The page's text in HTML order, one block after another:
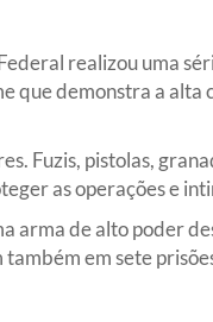
realizou uma
que demonstra a alta
Fuzis, pistolas,
as operações e
arma de alto poder
em sete